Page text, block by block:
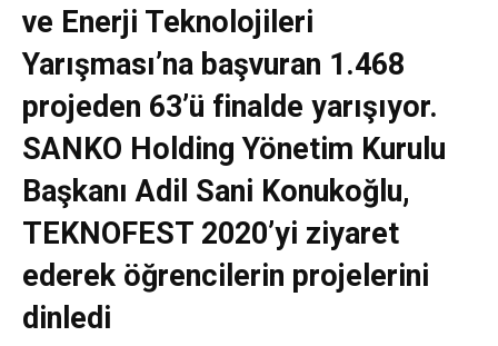
ve Enerji Teknolojileri
Yarışması’na başvuran 1.468
projeden 63’ü finalde yarışıyor.
SANKO Holding Yönetim Kurulu
Başkanı Adil Sani Konukoğlu,
TEKNOFEST 2020’yi ziyaret
ederek öğrencilerin projelerini
dinledi